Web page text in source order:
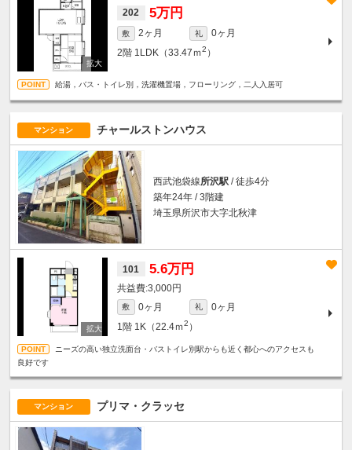
202 5万円
敷 2ヶ月 礼
0ヶ月
2階 1LDK（33.47ｍ2 ）
給湯，バス・トイレ別，洗濯機置場，フローリング，二人入居可
マンション チャールストンハウス
西武池袋線所沢駅 / 徒歩4分
築年24年 / 3階建
埼玉県所沢市大字北秋津
101 5.6万円
3,000円
敷 0ヶ月 礼
0ヶ月
1階 1K（22.4ｍ2 ）
ニーズの高い独立洗面台・バストイレ別駅からも近く都心へのアクセスも
良好です
マンション プリマ・クラッセ